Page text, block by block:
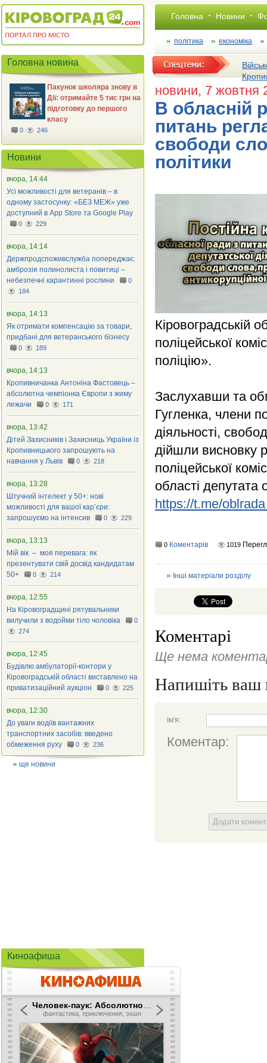
Головна Новини
політика економіка
новини, 7 жовтня
В обласній
питань
свободи
політики
Кіровоградській
поліцейської
поліцію».
Заслухавши та
Гугленка, члени
діяльності,
дійшли висновку
поліцейської
області депутата
https://t.me/
0 Коментарів 1019
Інші матеріали розділу
Коментарі
Ще нема
Напишіть ваш
Ім'я:
Коментар:
Додати
Головна новина
Пакунок школяра знову в
Дії: отримайте 5 тис грн на
підготовку до першого
класу
0 246
Новини
вчора, 14:44
Усі можливості для ветеранів – в
одному застосунку: «БЕЗ МЕЖ» уже
доступний в App Store та Google Play
0 229
вчора, 14:14
Держпродспоживслужба попереджає:
амброзія полинолиста і повитиці –
небезпечні карантинні рослини
0
184
вчора, 14:13
Як отримати компенсацію за товари,
придбані для ветеранського бізнесу
0 189
вчора, 14:13
Кропивничанка Антоніна Фастовець –
абсолютна чемпіонка Європи з жиму
лежачи
0 171
вчора, 13:42
Дітей Захисників і Захисниць України із
Кропивницького запрошують на
навчання у Львів
0 218
вчора, 13:28
Штучний інтелект у 50+: нові
можливості для вашої кар’єри:
запрошуємо на інтенсив
0 229
вчора, 13:13
Мій вік – моя перевага: як
презентувати свій досвід кандидатам
50+
0 214
вчора, 12:55
На Кіровоградщині рятувальники
вилучили з водойми тіло чоловіка
0
274
вчора, 12:45
Будівлю амбулаторії-контори у
Кіровоградській області виставлено на
приватизаційний аукціон
0 225
вчора, 12:30
До уваги водіїв вантажних
транспортних засобів: введено
обмеження руху
0 236
ще новини
Киноафиша